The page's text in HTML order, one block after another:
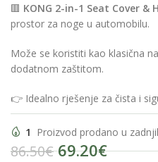
🟥 KONG 2-in-1 Seat Cover &
prostor za noge u automobilu.
Može se koristiti kao klasična
dodatnom zaštitom.
👉 Idealno rješenje za čista i
1 Proizvod prodano u
86.50€ 69.20€